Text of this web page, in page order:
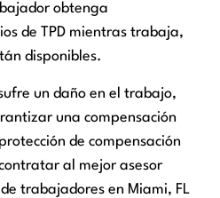
obtenga
de TPD mientras trabaja,
disponibles.
un daño en el trabajo,
una compensación
de compensación
al mejor asesor
trabajadores en Miami, FL